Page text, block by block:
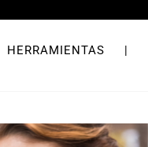
HERRAMIENTAS |